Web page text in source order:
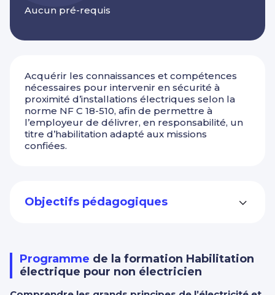
Aucun pré-requis
Acquérir les connaissances et compétences
nécessaires pour intervenir en sécurité à
proximité d’installations électriques selon la
norme NF C 18-510, afin de permettre à
l’employeur de délivrer, en responsabilité, un
titre d’habilitation adapté aux missions
confiées.
Objectifs pédagogiques
Programme de la formation Habilitation
électrique pour non électricien